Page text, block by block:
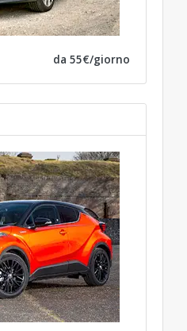
da 55€/giorno